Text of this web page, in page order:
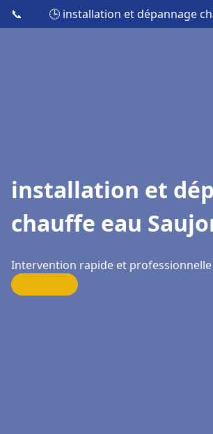
📞 🕒 installation et dépannage
installation et
chauffe eau
Intervention rapide et professionnelle